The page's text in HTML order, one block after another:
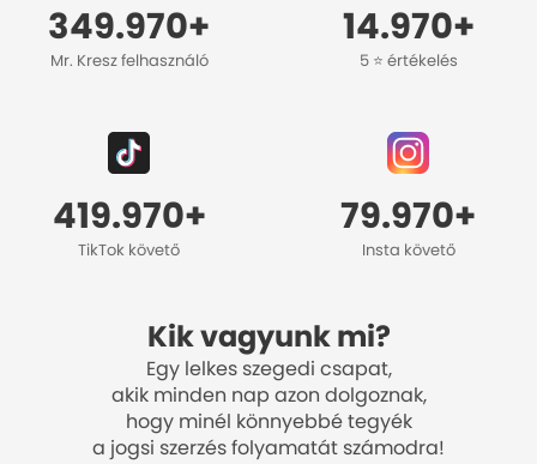
349.970+
Mr. Kresz felhasználó
14.970+
5 ⭐️ értékelés
419.970+
TikTok követő
79.970+
Insta követő
Kik vagyunk mi?
Egy lelkes szegedi csapat,
akik minden nap azon dolgoznak,
hogy minél könnyebbé tegyék
a jogsi szerzés folyamatát számodra!